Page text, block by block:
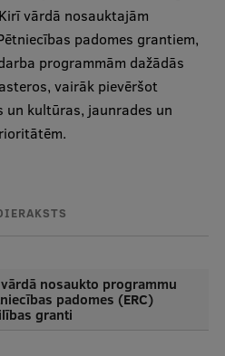
projects
Goals
vārdā nosauktajām
padomes grantiem,
programmām dažādās
vairāk pievēršot
un kultūras, jaunrades un
nosaukto programmu
padomes (ERC)
granti